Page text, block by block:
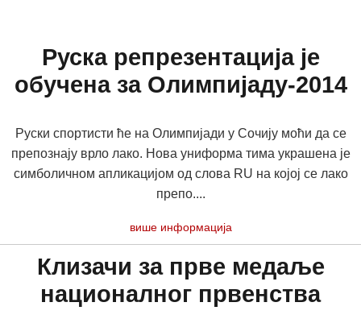
Руска репрезентација је
обучена за Олимпијаду-2014
Руски спортисти ће на Олимпијади у Сочију моћи да се
препознају врло лако. Нова униформа тима украшена је
симболичном апликацијом од слова RU на којој се лако
препо....
више информација
Клизачи за прве медаље
националног првенства